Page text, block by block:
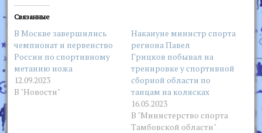
Связанные
В Москве завершились
чемпионат и первенство
России по спортивному
метанию ножа
12.09.2023
В "Новости"
Накануне министр спорта
региона Павел
Грицков побывал на
тренировке у спортивной
сборной области по
танцам на колясках
16.05.2023
В "Министерство спорта
Тамбовской области"